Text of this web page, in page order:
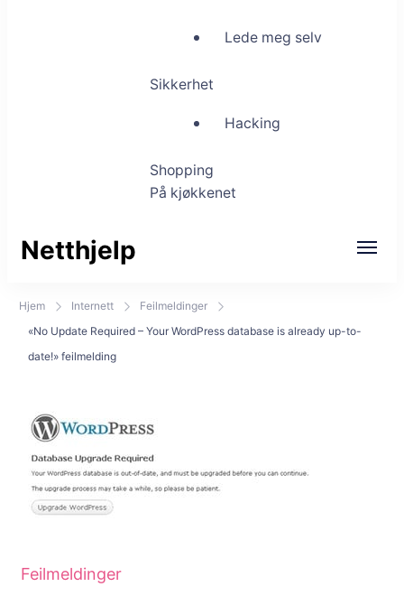
Lede meg selv
Sikkerhet
Hacking
Shopping
På kjøkkenet
Netthjelp
Hjem Internett
Feilmeldinger
«No Update Required – Your WordPress database is already up-to-
date!» feilmelding
Feilmeldinger